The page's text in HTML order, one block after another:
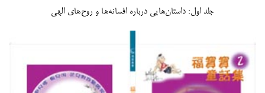
جلد اول: داستان‌هایی درباره افسانه‌ها و روح‌های الهی